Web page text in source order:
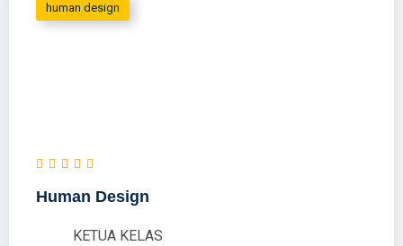
human design
Human Design
KETUA KELAS